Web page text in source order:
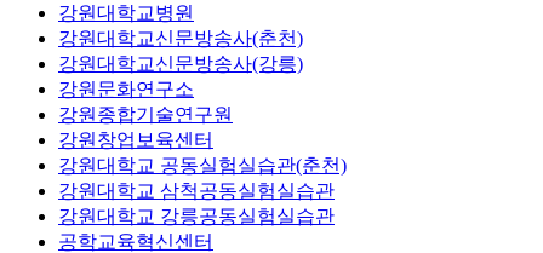
강원대학교병원
강원대학교신문방송사(춘천)
강원대학교신문방송사(강릉)
강원문화연구소
강원종합기술연구원
강원창업보육센터
강원대학교 공동실험실습관(춘천)
강원대학교 삼척공동실험실습관
강원대학교 강릉공동실험실습관
공학교육혁신센터